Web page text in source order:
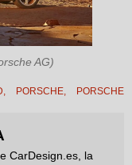
AG)
, PORSCHE,
PORSCHE
CarDesign.es, la